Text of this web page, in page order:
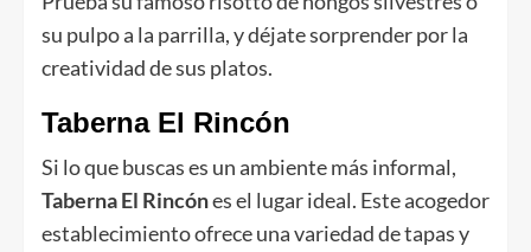
su pulpo a la parrilla, y déjate sorprender por la
creatividad de sus platos.
Taberna El Rincón
Si lo que buscas es un ambiente más informal,
Taberna El Rincónes el lugar ideal. Este acogedor
establecimiento ofrece una variedad de tapas y